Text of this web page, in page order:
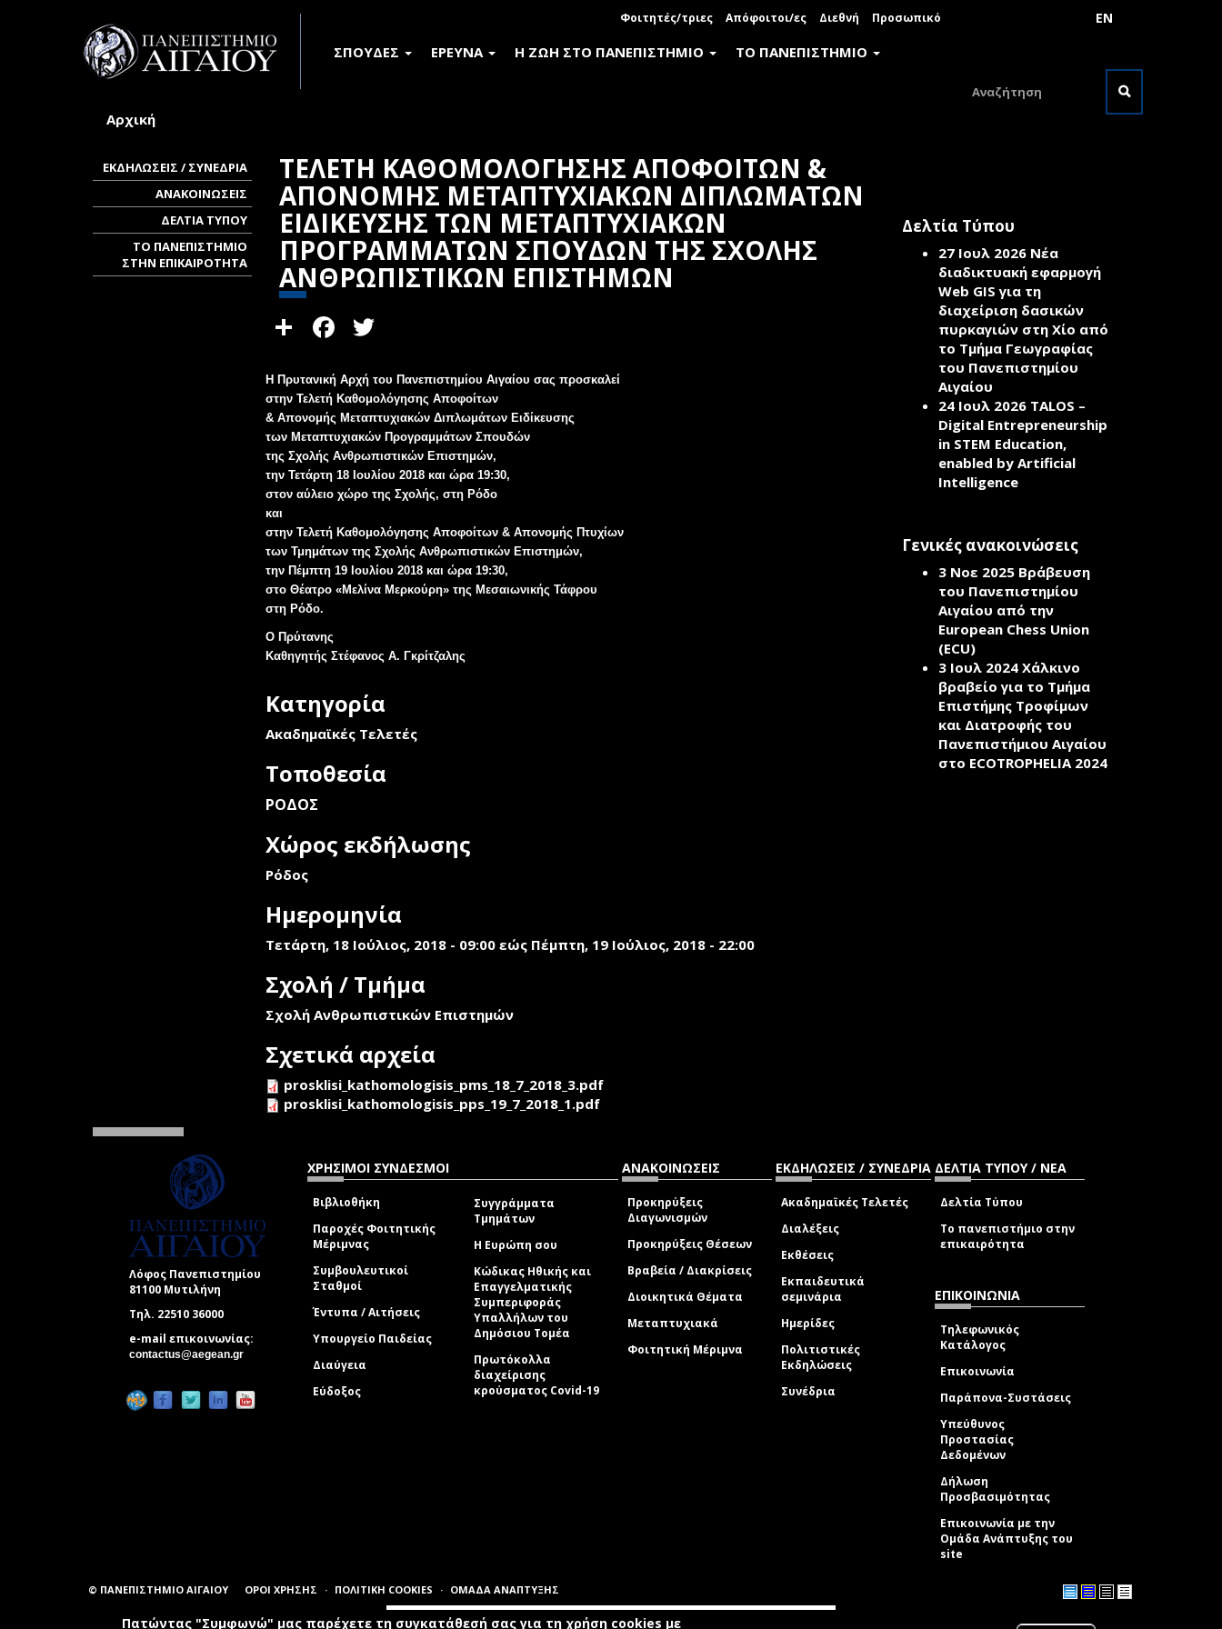
EN
Φοιτητές/τριες Απόφοιτοι/ες Διεθνή Προσωπικό
Φόρμα
ΣΠΟΥΔΕΣ ΕΡΕΥΝΑ Η ΖΩΗ ΣΤΟ ΠΑΝΕΠΙΣΤΗΜΙΟ ΤΟ ΠΑΝΕΠΙΣΤΗΜΙΟ
Είστε εδώ
Αρχική
ΤΕΛΕΤΗ ΚΑΘΟΜΟΛΟΓΗΣΗΣ ΑΠΟΦΟΙΤΩΝ &
ΑΠΟΝΟΜΗΣ ΜΕΤΑΠΤΥΧΙΑΚΩΝ ΔΙΠΛΩΜΑΤΩΝ
ΕΙΔΙΚΕΥΣΗΣ ΤΩΝ ΜΕΤΑΠΤΥΧΙΑΚΩΝ
ΠΡΟΓΡΑΜΜΑΤΩΝ ΣΠΟΥΔΩΝ ΤΗΣ ΣΧΟΛΗΣ
ΑΝΘΡΩΠΙΣΤΙΚΩΝ ΕΠΙΣΤΗΜΩΝ
ShareFacebook
Η Πρυτανική Αρχή του Πανεπιστημίου Αιγαίου σας προσκαλεί
στην Τελετή Καθομολόγησης Αποφοίτων
& Απονομής Μεταπτυχιακών Διπλωμάτων Ειδίκευσης
των Μεταπτυχιακών Προγραμμάτων Σπουδών
της Σχολής Ανθρωπιστικών Επιστημών,
την Τετάρτη 18 Ιουλίου 2018 και ώρα 19:30,
στον αύλειο χώρο της Σχολής, στη Ρόδο
και
στην Τελετή Καθομολόγησης Αποφοίτων & Απονομής Πτυχίων
των Τμημάτων της Σχολής Ανθρωπιστικών Επιστημών,
την Πέμπτη 19 Ιουλίου 2018 και ώρα 19:30,
στο Θέατρο «Μελίνα Μερκούρη» της Μεσαιωνικής Τάφρου
στη Ρόδο.
Ο Πρύτανης
Καθηγητής Στέφανος Α. Γκρίτζαλης
Κατηγορία
Ακαδημαϊκές Τελετές
Τοποθεσία
ΡΟΔΟΣ
Χώρος εκδήλωσης
Ρόδος
Ημερομηνία
Τετάρτη, 18 Ιούλιος, 2018 - 09:00 εώς Πέμπτη, 19 Ιούλιος, 2018 - 22:00
Σχολή / Τμήμα
Σχολή Ανθρωπιστικών Επιστημών
Σχετικά αρχεία
prosklisi_kathomologisis_pms_18_7_2018_3.pdf
prosklisi_kathomologisis_pps_19_7_2018_1.pdf
ΕΚΔΗΛΩΣΕΙΣ / ΣΥΝΕΔΡΙΑ
ΑΝΑΚΟΙΝΩΣΕΙΣ
ΔΕΛΤΙΑ ΤΥΠΟΥ
ΤΟ ΠΑΝΕΠΙΣΤΗΜΙΟ
ΣΤΗΝ ΕΠΙΚΑΙΡΟΤΗΤΑ
Δελτία Τύπου
27 Ιουλ 2026 Νέα
διαδικτυακή εφαρμογή
Web GIS για τη
διαχείριση δασικών
πυρκαγιών στη Χίο από
το Τμήμα Γεωγραφίας
του Πανεπιστημίου
Αιγαίου
24 Ιουλ 2026 TALOS –
Digital Entrepreneurship
in STEM Education,
enabled by Artificial
Intelligence
Γενικές ανακοινώσεις
3 Νοε 2025 Βράβευση
του Πανεπιστημίου
Αιγαίου από την
European Chess Union
(ECU)
3 Ιουλ 2024 Χάλκινο
βραβείο για το Τμήμα
Επιστήμης Τροφίμων
και Διατροφής του
Πανεπιστήμιου Αιγαίου
στο ECOTROPHELIA 2024
Λόφος Πανεπιστημίου
81100 Μυτιλήνη
Τηλ. 22510 36000
e-mail επικοινωνίας:
contactus@aegean.gr
ΧΡΗΣΙΜΟΙ ΣΥΝΔΕΣΜΟΙ
Βιβλιοθήκη
Παροχές Φοιτητικής
Μέριμνας
Συμβουλευτικοί
Σταθμοί
Έντυπα / Αιτήσεις
Υπουργείο Παιδείας
Διαύγεια
Εύδοξος
Συγγράμματα
Τμημάτων
Η Ευρώπη σου
Κώδικας Ηθικής και
Επαγγελματικής
Συμπεριφοράς
Υπαλλήλων του
Δημόσιου Τομέα
Πρωτόκολλα
διαχείρισης
κρούσματος Covid-19
ΑΝΑΚΟΙΝΩΣΕΙΣ
Προκηρύξεις
Διαγωνισμών
Προκηρύξεις Θέσεων
Βραβεία / Διακρίσεις
Διοικητικά Θέματα
Μεταπτυχιακά
Φοιτητική Μέριμνα
ΕΚΔΗΛΩΣΕΙΣ / ΣΥΝΕΔΡΙΑ
Ακαδημαϊκές Τελετές
Διαλέξεις
Εκθέσεις
Εκπαιδευτικά
σεμινάρια
Ημερίδες
Πολιτιστικές
Εκδηλώσεις
Συνέδρια
ΔΕΛΤΙΑ ΤΥΠΟΥ / ΝΕΑ
Δελτία Τύπου
Το πανεπιστήμιο στην
επικαιρότητα
ΕΠΙΚΟΙΝΩΝΙΑ
Τηλεφωνικός
Κατάλογος
Επικοινωνία
Παράπονα-Συστάσεις
Υπεύθυνος
Προστασίας
Δεδομένων
Δήλωση
Προσβασιμότητας
Επικοινωνία με την
Ομάδα Ανάπτυξης του
site
© ΠΑΝΕΠΙΣΤΗΜΙΟ ΑΙΓΑΙΟΥ ΟΡΟΙ ΧΡΗΣΗΣ ΠΟΛΙΤΙΚΗ COOKIES ΟΜΑΔΑ ΑΝΑΠΤΥΞΗΣ
Πατώντας "Συμφωνώ" μας παρέχετε τη συγκατάθεσή σας για τη χρήση cookies με